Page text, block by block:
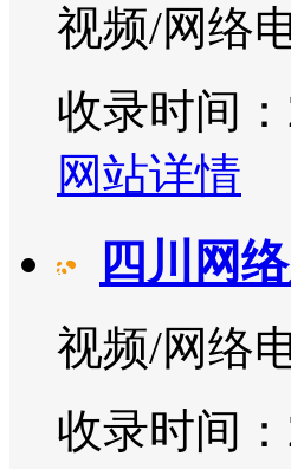
视频/网络
收录时间
网站详情
四川网
视频/网络
收录时间